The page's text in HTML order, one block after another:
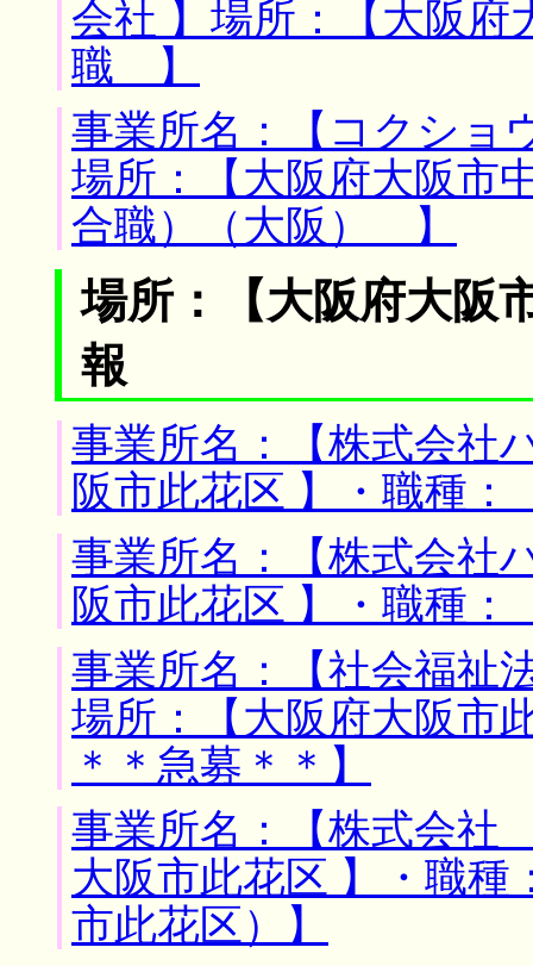
会社 】場所：【大阪府
職 】
事業所名：【コクシ
場所：【大阪府大阪市
合職）（大阪） 】
場所：【大阪府大阪
報
事業所名：【株式会社
阪市此花区 】・職種
事業所名：【株式会社
阪市此花区 】・職種
事業所名：【社会福
場所：【大阪府大阪市
＊＊急募＊＊】
事業所名：【株式会
大阪市此花区 】・職
市此花区）】